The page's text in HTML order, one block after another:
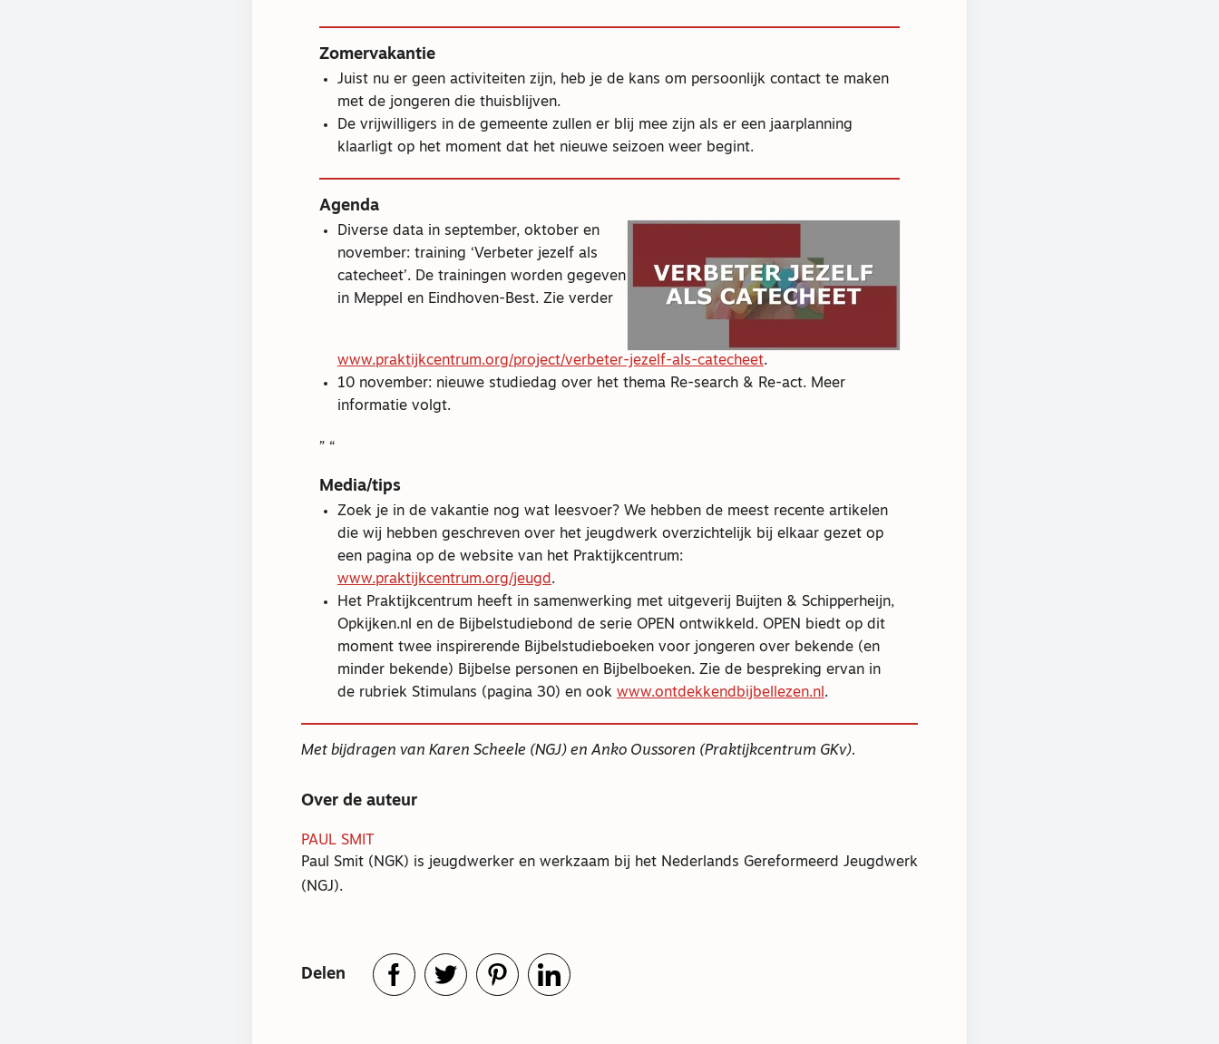
Zomervakantie
Juist nu er geen activiteiten zijn, heb je de kans om persoonlijk contact te maken
met de jongeren die thuisblijven.
De vrijwilligers in de gemeente zullen er blij mee zijn als er een jaarplanning
klaarligt op het moment dat het nieuwe seizoen weer begint.
Agenda
Diverse data in september, oktober en
november: training ‘Verbeter jezelf als
catecheet’. De trainingen worden gegeven
in Meppel en Eindhoven-Best. Zie verder
www.praktijkcentrum.org/project/verbeter-jezelf-als-catecheet.
10 november: nieuwe studiedag over het thema Re-search & Re-act. Meer
informatie volgt.
Media/tips
Zoek je in de vakantie nog wat leesvoer? We hebben de meest recente artikelen
die wij hebben geschreven over het jeugdwerk overzichtelijk bij elkaar gezet op
een pagina op de website van het Praktijkcentrum:
www.praktijkcentrum.org/jeugd.
Het Praktijkcentrum heeft in samenwerking met uitgeverij Buijten & Schipperheijn,
Opkijken.nl en de Bijbelstudiebond de serie OPEN ontwikkeld. OPEN biedt op dit
moment twee inspirerende Bijbelstudieboeken voor jongeren over bekende (en
minder bekende) Bijbelse personen en Bijbelboeken. Zie de bespreking ervan in
de rubriek Stimulans (pagina 30) en ook www.ontdekkendbijbellezen.nl .
Met bijdragen van Karen Scheele (NGJ) en Anko Oussoren (Praktijkcentrum GKv).
Over de auteur
PAUL SMIT
Paul Smit (NGK) is jeugdwerker en werkzaam bij het Nederlands Gereformeerd Jeugdwerk
(NGJ).
Delen